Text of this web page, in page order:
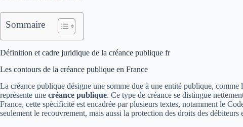
Sommaire
Définition et cadre juridique de la créance publique fr
Les contours de la créance publique en France
La créance publique désigne une somme due à une entité publique,
représente une créance publique. Ce type de créance se distingue
France, cette spécificité est encadrée par plusieurs textes, notamment le
seulement le recouvrement, mais aussi la protection des droits des débiteurs